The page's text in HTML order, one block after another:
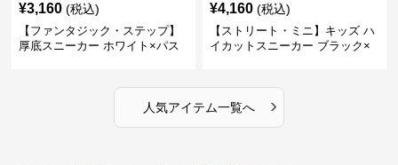
¥3,160 (税込)
【ファンタジック・ステップ】
厚底スニーカー ホワイト×パス
¥4,160 (税込)
【ストリート・ミニ】キッズ ハ
イカットスニーカー ブラック×
人気アイテム一覧へ ›